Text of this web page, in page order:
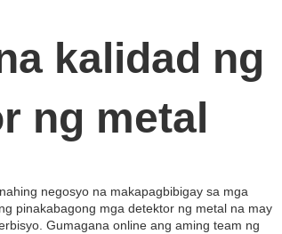
kalidad ng
ng metal
negosyo na makapagbibigay sa mga
pinakabagong mga detektor ng metal na may
Gumagana online ang aming team ng